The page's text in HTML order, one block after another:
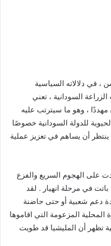
، في دلالاته السياسية
السودانية ، تعني
، وهو ما سيترتب عليه
للدولة السودانية خصوصًا
أن يساهم في تعزيز عملية
على الهجوم السريع والفزع
في مرحلة انهيار . لقد
دعم شعبية أو حتى حاضنة
المزعومة التي اقاموها
تظهر أن المليشيا قد طويت